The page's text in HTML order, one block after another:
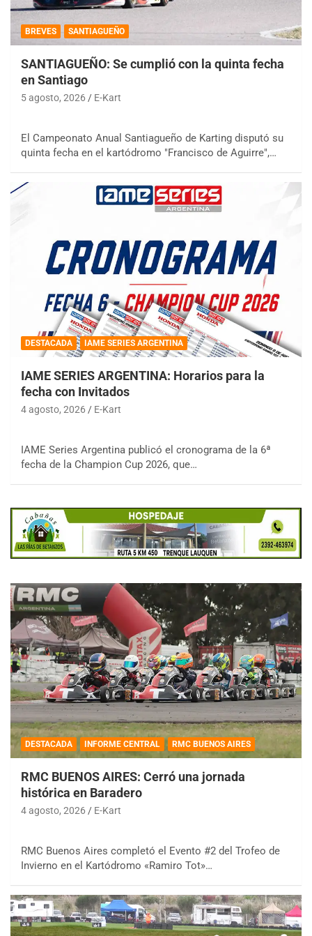
BREVES SANTIAGUEÑO
SANTIAGUEÑO: Se cumplió con la quinta fecha
en Santiago
5 agosto, 2026 E-Kart
El Campeonato Anual Santiagueño de Karting disputó su
quinta fecha en el kartódromo "Francisco de Aguirre",…
DESTACADA IAME SERIES ARGENTINA
IAME SERIES ARGENTINA: Horarios para la
fecha con Invitados
4 agosto, 2026 E-Kart
IAME Series Argentina publicó el cronograma de la 6ª
fecha de la Champion Cup 2026, que…
DESTACADA INFORME CENTRAL RMC BUENOS AIRES
RMC BUENOS AIRES: Cerró una jornada
histórica en Baradero
4 agosto, 2026 E-Kart
RMC Buenos Aires completó el Evento #2 del Trofeo de
Invierno en el Kartódromo «Ramiro Tot»…